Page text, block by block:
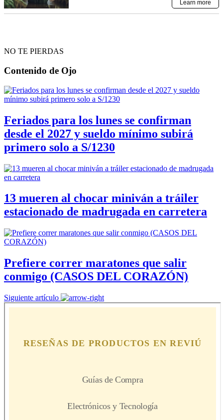
NO TE PIERDAS
Contenido de Ojo
Feriados para los lunes se confirman
desde el 2027 y sueldo mínimo subirá
primero solo a S/1230
13 mueren al chocar miniván a tráiler
estacionado de madrugada en carretera
Prefiere correr maratones que salir
conmigo (CASOS DEL CORAZÓN)
Siguiente artículo